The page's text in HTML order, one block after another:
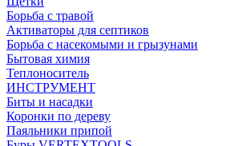
Борьба с травой
Активаторы для септиков
Борьба с насекомыми и грызунами
Бытовая химия
Теплоноситель
ИНСТРУМЕНТ
Биты и насадки
Коронки по дереву
Паяльники припой